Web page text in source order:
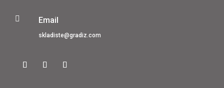
 Email
skladiste@gradiz.com